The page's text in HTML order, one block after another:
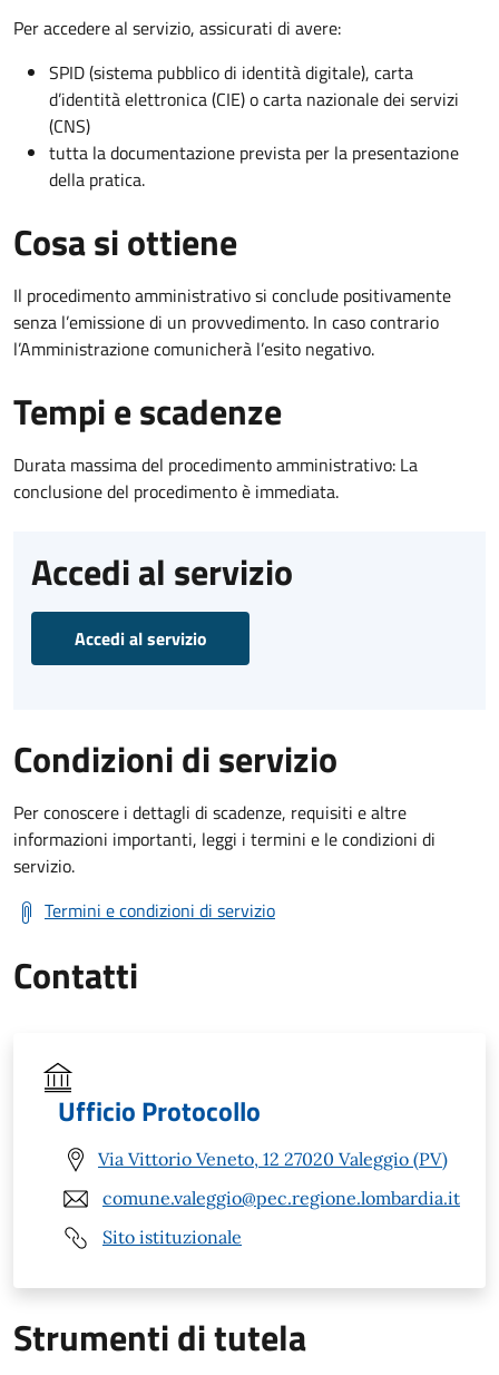
Per accedere al servizio, assicurati di avere:
SPID (sistema pubblico di identità digitale), carta
d’identità elettronica (CIE) o carta nazionale dei servizi
(CNS)
tutta la documentazione prevista per la presentazione
della pratica.
Cosa si ottiene
Il procedimento amministrativo si conclude positivamente
senza l’emissione di un provvedimento. In caso contrario
l’Amministrazione comunicherà l’esito negativo.
Tempi e scadenze
Durata massima del procedimento amministrativo: La
conclusione del procedimento è immediata.
Accedi al servizio
Accedi al servizio
Condizioni di servizio
Per conoscere i dettagli di scadenze, requisiti e altre
informazioni importanti, leggi i termini e le condizioni di
servizio.
Termini e condizioni di servizio
Contatti
Ufficio Protocollo
Via Vittorio Veneto, 12 27020 Valeggio (PV)
comune.valeggio@pec.regione.lombardia.it
Sito istituzionale
Strumenti di tutela